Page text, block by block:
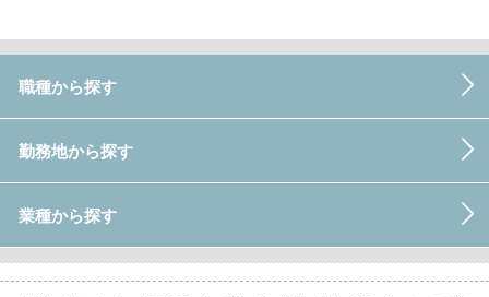
職種から探す
勤務地から探す
業種から探す